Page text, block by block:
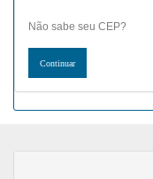
Não sabe seu CEP?